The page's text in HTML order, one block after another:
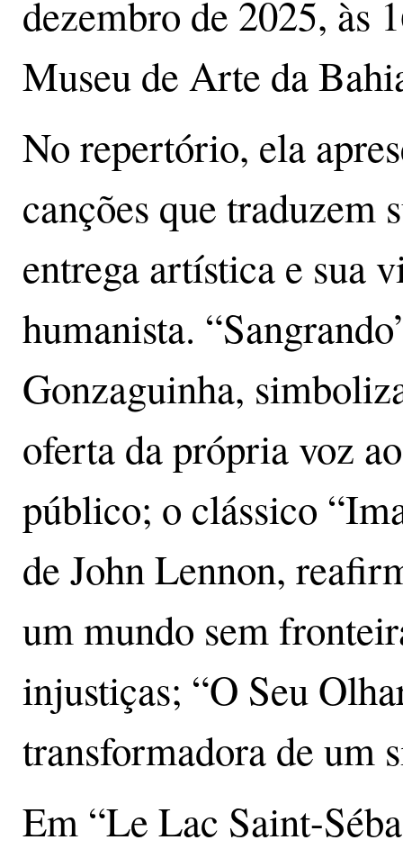
dezembro de 2025, às
Museu de Arte da
No repertório, ela
canções que traduzem
entrega artística e sua
humanista.
Gonzaguinha,
oferta da própria voz ao
público; o clássico
de John Lennon,
um mundo sem
injustiças; “O Seu
transformadora de um
Em “Le Lac Saint-